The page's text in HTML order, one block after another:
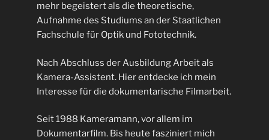
mehr begeistert als die theoretische,
Aufnahme des Studiums an der Staatlichen
Fachschule für Optik und Fototechnik.
Nach Abschluss der Ausbildung Arbeit als
Kamera-Assistent. Hier entdecke ich mein
Interesse für die dokumentarische Filmarbeit.
Seit 1988 Kameramann, vor allem im
Dokumentarfilm. Bis heute fasziniert mich